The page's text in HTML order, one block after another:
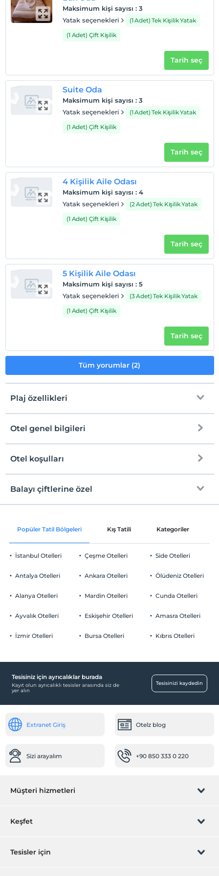
Haritada Göster
Check/out
En geç saat 12:00 ve öncesi
Evcil Hayvan
Evcil hayvan barınabilir
Çocuklar
2 yaşına kadar olan bebekler ücretsizdir.
Her bir oda için 5 yaşına kadar 1 çocuk ücretsizdir
Maksimum kişi sayısı : 3
Yatak seçenekleri
(1 Adet) Tek Kişilik Yatak
(1 Adet) Çift Kişilik
Tarih seç
Suite Oda
Maksimum kişi sayısı : 3
Yatak seçenekleri
(1 Adet) Tek Kişilik Yatak
(1 Adet) Çift Kişilik
Tarih seç
4 Kişilik Aile Odası
Maksimum kişi sayısı : 4
Yatak seçenekleri
(2 Adet) Tek Kişilik Yatak
(1 Adet) Çift Kişilik
Tarih seç
5 Kişilik Aile Odası
Maksimum kişi sayısı : 5
Yatak seçenekleri
(3 Adet) Tek Kişilik Yatak
(1 Adet) Çift Kişilik
Tarih seç
Tüm yorumlar (2)
Plaj özellikleri
Plaja 3 km mesafededir
Çakıl plaj
Mavi Bayrak
Şezlong & Şemsiye
Otel genel bilgileri
Ücretsiz Wi-fi
Otopark (Tesis bünyesinde)
Özel Notları Görmek İçin Tıklayınız.
Açık Yüzme Havuzu
Odalar
Faks/fotokopi
24 saat açık resepsiyon
Temizlik Hizmetleri
Havaalanı servisi (ücretli)
Otel koşulları
Check/in
En erken saat 14:00 ve sonrası
Check/out
Evcil Hayvan
Sigara
Çocuklar
Her bir oda için 5 yaşına kadar 1 çocuk ücretsizdir
Balayı çiftlerine özel
Odaya şarap ikramı
Oda süslemesi
Popüler Tatil Bölgeleri Kış Tatili Kategoriler
İstanbul Otelleri
Antalya Otelleri
Alanya Otelleri
Ayvalık Otelleri
İzmir Otelleri
Çeşme Otelleri
Ankara Otelleri
Mardin Otelleri
Eskişehir Otelleri
Bursa Otelleri
Side Otelleri
Ölüdeniz Otelleri
Cunda Otelleri
Amasra Otelleri
Kıbrıs Otelleri
Tesisiniz için ayrıcalıklar burada
Kayıt olun ayrıcalıklı tesisler arasında siz de
yer alın
Tesisinizi kaydedin
Extranet Giriş Otelz blog
Sizi arayalım +90 850 333 0 220
Müşteri hizmetleri
Rezervasyon yönet
Keşfet
Hediye Kart
Tesisler için